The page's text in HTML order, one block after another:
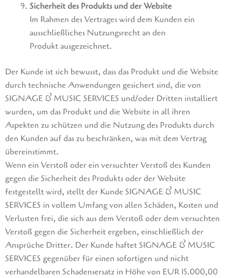
Sicherheit des Produkts und der Website
Im Rahmen des Vertrages wird dem Kunden ein
ausschließliches Nutzungsrecht an den
Produkt ausgezeichnet.
Der Kunde ist sich bewusst, dass das Produkt und die Website
durch technische Anwendungen gesichert sind, die von
SIGNAGE & MUSIC SERVICES und/oder Dritten installiert
wurden, um das Produkt und die Website in all ihren
Aspekten zu schützen und die Nutzung des Produkts durch
den Kunden auf das zu beschränken, was mit dem Vertrag
übereinstimmt.
Wenn ein Verstoß oder ein versuchter Verstoß des Kunden
gegen die Sicherheit des Produkts oder der Website
festgestellt wird, stellt der Kunde SIGNAGE & MUSIC
SERVICES in vollem Umfang von allen Schäden, Kosten und
Verlusten frei, die sich aus dem Verstoß oder dem versuchten
Verstoß gegen die Sicherheit ergeben, einschließlich der
Ansprüche Dritter. Der Kunde haftet SIGNAGE & MUSIC
SERVICES gegenüber für einen sofortigen und nicht
verhandelbaren Schadensersatz in Höhe von EUR 15.000,00